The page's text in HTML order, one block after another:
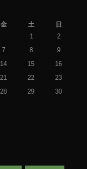
金 土
日
1
2
7 8
9
14 15
16
21 22
23
28 29
30